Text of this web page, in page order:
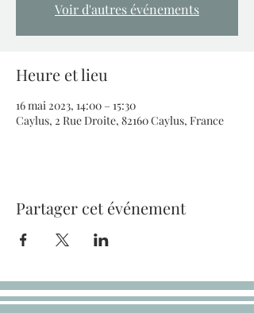
Voir d'autres événements
Heure et lieu
16 mai 2023, 14:00 – 15:30
Caylus, 2 Rue Droite, 82160 Caylus, France
Partager cet événement